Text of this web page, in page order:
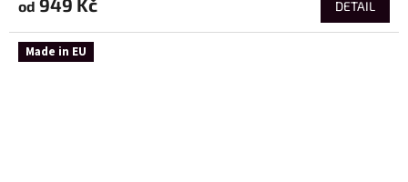
od 949 Kč DETAIL
Made in EU